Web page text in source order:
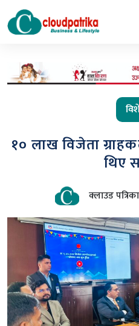
१० लाख विजेता
थिए
क्लाउड पत्रिका